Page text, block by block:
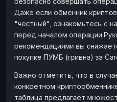
Даже если обменник
"честный", ознакомьтесь с
перед началом
рекомендациями вы
покупке ПУМБ (гривна) за
Важно отметить, что в
конкретном
таблица предлагает